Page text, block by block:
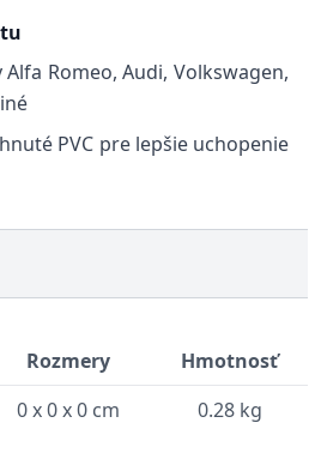
Romeo, Audi, Volkswagen,
PVC pre lepšie uchopenie
Rozmery
Hmotnosť
0 x 0 x 0 cm 0.28 kg